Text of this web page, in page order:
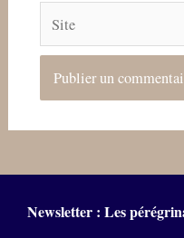
Newsletter : Les